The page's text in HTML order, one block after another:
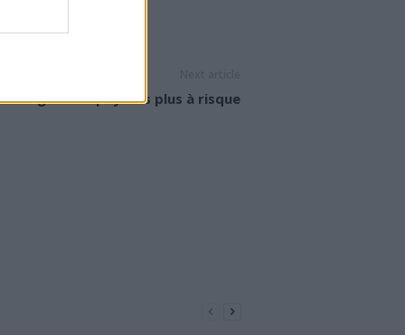
Dengue : les pays les plus à risque